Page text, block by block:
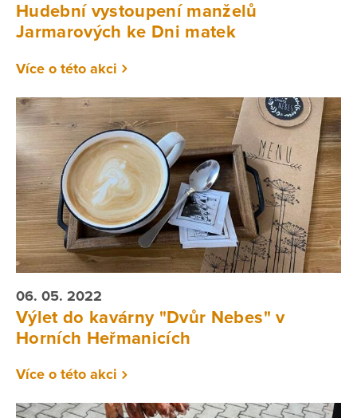
Hudební vystoupení manželů
Jarmarových ke Dni matek
Více o této akci
06. 05. 2022
Výlet do kavárny "Dvůr Nebes" v
Horních Heřmanicích
Více o této akci